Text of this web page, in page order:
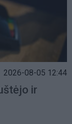
2026-08-05 12:44
ir